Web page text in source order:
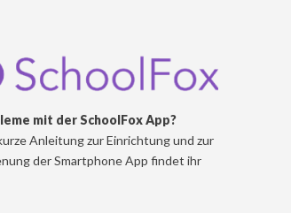
mit der SchoolFox App?
Anleitung zur Einrichtung und zur
der Smartphone App findet ihr